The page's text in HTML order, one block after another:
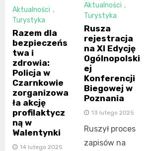
Aktualności ,
Turystyka
Razem dla
bezpieczeńs
twa i
zdrowia:
Policja w
Czarnkowie
zorganizowa
ła akcję
profilaktycz
ną w
Walentynki
14 lutego 2025
Aktualności ,
Turystyka
Rusza
rejestracja
na XI Edycję
Ogólnopolski
ej
Konferencji
Biegowej w
Poznania
13 lutego 2025
Ruszył proces
zapisów na